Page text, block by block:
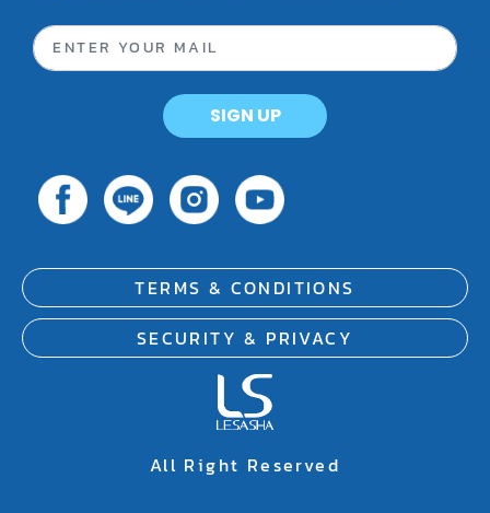
SIGN UP
TERMS & CONDITIONS
SECURITY & PRIVACY
All Right Reserved